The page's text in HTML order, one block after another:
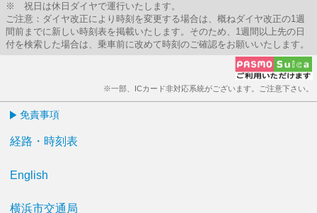
※ 祝日は休日ダイヤで運行いたします。
ご注意：ダイヤ改正により時刻を変更する場合は、概ねダイヤ改正の1週
間前までに新しい時刻表を掲載いたします。そのため、1週間以上先の日
付を検索した場合は、乗車前に改めて時刻のご確認をお願いいたします。
※一部、ICカード非対応系統がございます。ご注意下さい。
免責事項
経路・時刻表
English
横浜市交通局